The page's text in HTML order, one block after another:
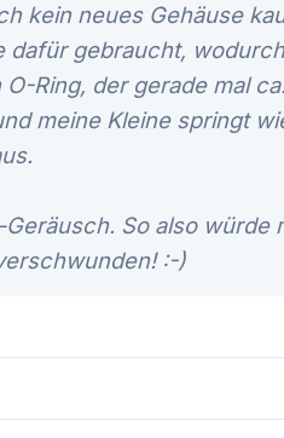
kein neues Gehäuse
dafür gebraucht,
Ring, der gerade mal
meine Kleine springt
So also würde
:-)